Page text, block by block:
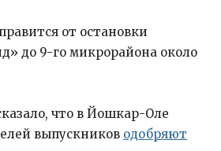
от остановки
до 9-го микрорайона около
что в Йошкар-Оле
выпускников одобряют